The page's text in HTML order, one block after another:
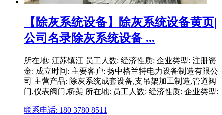
【除灰系统设备】除灰系统设备黄页|
公司名录除灰系统设备 ...
所在地: 江苏镇江 员工人数: 经济性质: 企业类型: 注册资
金: 成立时间: 主要客户: 扬中格兰特电力设备制造有限公
司 主营产品: 除灰系统成套设备,支吊架加工制造,管道阀
门,仪表阀门,桥架 所在地: 员工人数: 经济性质: 企业类型:
联系电话: 180 3780 8511